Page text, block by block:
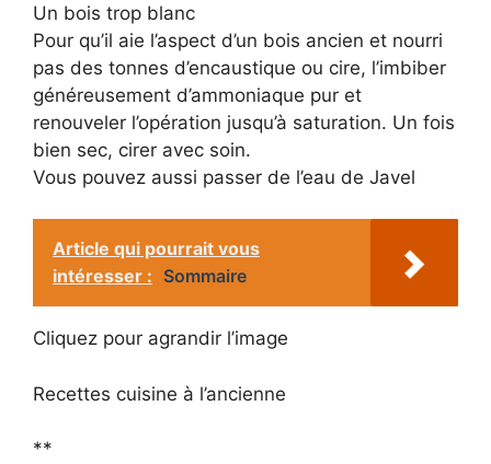
Un bois trop blanc
Pour qu’il aie l’aspect d’un bois ancien et nourri
pas des tonnes d’encaustique ou cire, l’imbiber
généreusement d’ammoniaque pur et
renouveler l’opération jusqu’à saturation. Un fois
bien sec, cirer avec soin.
Vous pouvez aussi passer de l’eau de Javel
Article qui pourrait vous
intéresser : Sommaire
Cliquez pour agrandir l’image
Recettes cuisine à l’ancienne
**